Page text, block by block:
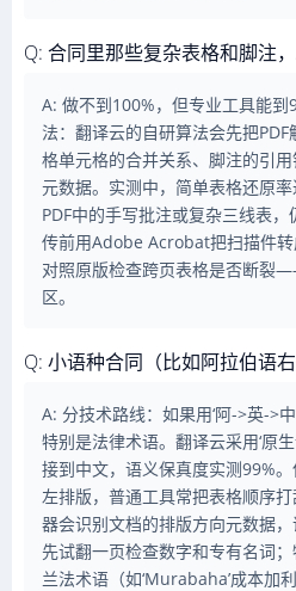
Q: 合同里那些复杂表格和脚注
A: 做不到100%，但专业工具能
法：翻译云的自研算法会先把PDF
格单元格的合并关系、脚注的引
元数据。实测中，简单表格还原
PDF中的手写批注或复杂三线表
传前用Adobe Acrobat把扫描件转
对照原版检查跨页表格是否断裂
区。
Q: 小语种合同（比如阿拉伯语
A: 分技术路线：如果用‘阿->英->
特别是法律术语。翻译云采用‘原
接到中文，语义保真度实测99%
左排版，普通工具常把表格顺序
器会识别文档的排版方向元数据，
先试翻一页检查数字和专有名词
兰法术语（如‘Murabaha’成本加